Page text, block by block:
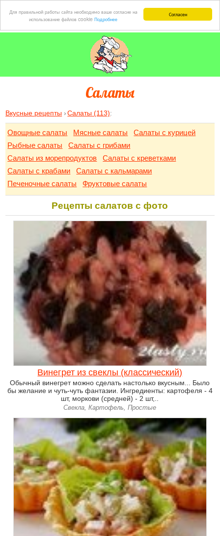
Согласен
Для правильной работы сайта необходимо ваше согласие на
использование файлов cookie Подробнее
Салаты
Вкусные рецепты Салаты (113):
Овощные салаты Мясные салаты
Салаты с курицей
Рыбные салаты
Салаты с грибами
Салаты из морепродуктов
Салаты с креветками
Салаты с крабами
Салаты с кальмарами
Печеночные салаты
Фруктовые салаты
Рецепты салатов с фото
Винегрет из свеклы (классический)
Обычный винегрет можно сделать настолько вкусным... Было
бы желание и чуть-чуть фантазии. Ингредиенты: картофеля - 4
шт, моркови (средней) - 2 шт,..
Свекла, Картофель, Простые